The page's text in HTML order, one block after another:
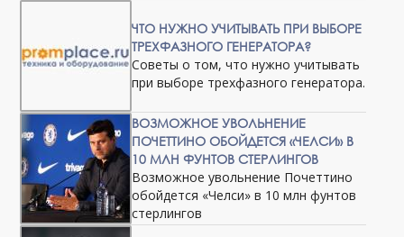
ЧТО НУЖНО УЧИТЫВАТЬ ПРИ ВЫБОРЕ
ТРЕХФАЗНОГО ГЕНЕРАТОРА?
Советы о том, что нужно учитывать
при выборе трехфазного генератора.
ВОЗМОЖНОЕ УВОЛЬНЕНИЕ
ПОЧЕТТИНО ОБОЙДЕТСЯ «ЧЕЛСИ» В
10 МЛН ФУНТОВ СТЕРЛИНГОВ
Возможное увольнение Почеттино
обойдется «Челси» в 10 млн фунтов
стерлингов